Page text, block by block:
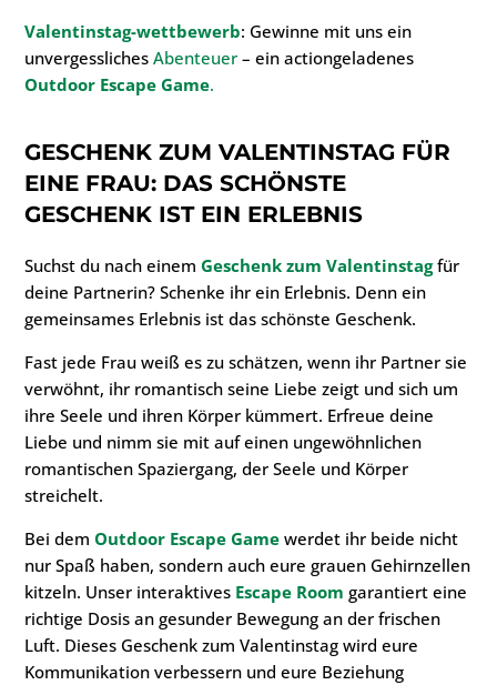
Valentinstag-wettbewerb: Gewinne mit uns ein
unvergesslichesAbenteuer – ein actiongeladenes
Outdoor Escape Game.
GESCHENK ZUM VALENTINSTAG FÜR
EINE FRAU: DAS SCHÖNSTE
GESCHENK IST EIN ERLEBNIS
Suchst du nach einemGeschenk zum Valentinstag für
deine Partnerin? Schenke ihr ein Erlebnis. Denn ein
gemeinsames Erlebnis ist das schönste Geschenk.
Fast jede Frau weiß es zu schätzen, wenn ihr Partner sie
verwöhnt, ihr romantisch seine Liebe zeigt und sich um
ihre Seele und ihren Körper kümmert. Erfreue deine
Liebe und nimm sie mit auf einen ungewöhnlichen
romantischen Spaziergang, der Seele und Körper
streichelt.
Bei demOutdoor Escape Game werdet ihr beide nicht
nur Spaß haben, sondern auch eure grauen Gehirnzellen
kitzeln. Unser interaktives Escape Room garantiert eine
richtige Dosis an gesunder Bewegung an der frischen
Luft. Dieses Geschenk zum Valentinstag wird eure
Kommunikation verbessern und eure Beziehung